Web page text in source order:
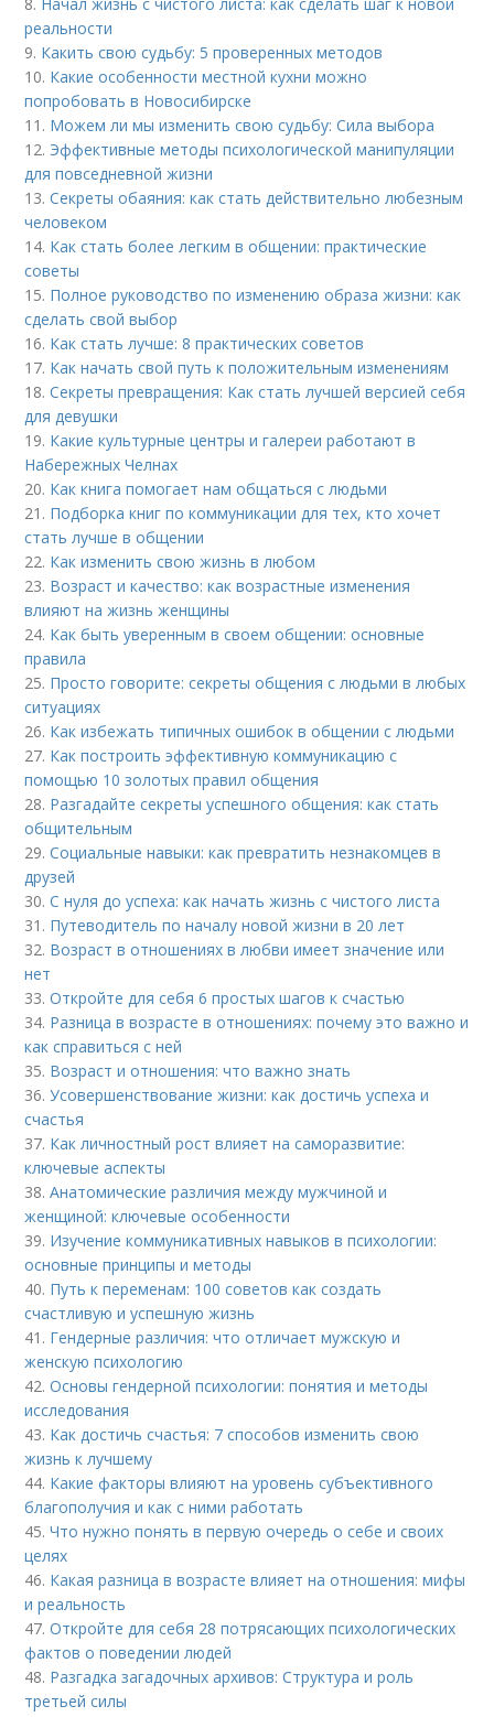
реальности
9. Какить свою судьбу: 5 проверенных методов
10. Какие особенности местной кухни можно
попробовать в Новосибирске
11. Можем ли мы изменить свою судьбу: Сила выбора
12. Эффективные методы психологической манипуляции
для повседневной жизни
13.Секреты обаяния: как стать действительно любезным
человеком
14. Как стать более легким в общении: практические
советы
15. Полное руководство по изменению образа жизни: как
сделать свой выбор
16. Как стать лучше: 8 практических советов
17. Как начать свой путь к положительным изменениям
18.Секреты превращения: Как стать лучшей версией себя
для девушки
19. Какие культурные центры и галереи работают в
Набережных Челнах
20. Как книга помогает нам общаться с людьми
21. Подборка книг по коммуникации для тех, кто хочет
стать лучше в общении
22. Как изменить свою жизнь в любом
23. Возраст и качество: как возрастные изменения
влияют на жизнь женщины
24. Как быть уверенным в своем общении: основные
правила
25. Просто говорите: секреты общения с людьми в любых
ситуациях
26. Как избежать типичных ошибок в общении с людьми
27. Как построить эффективную коммуникацию с
помощью 10 золотых правил общения
28. Разгадайте секреты успешного общения: как стать
общительным
29.Социальные навыки: как превратить незнакомцев в
друзей
30.С нуля до успеха: как начать жизнь с чистого листа
31. Путеводитель по началу новой жизни в 20 лет
32. Возраст в отношениях в любви имеет значение или
нет
33.Откройте для себя 6 простых шагов к счастью
34. Разница в возрасте в отношениях: почему это важно и
как справиться с ней
35. Возраст и отношения: что важно знать
36.Усовершенствование жизни: как достичь успеха и
счастья
37. Как личностный рост влияет на саморазвитие:
ключевые аспекты
38.Анатомические различия между мужчиной и
женщиной: ключевые особенности
39. Изучение коммуникативных навыков в психологии:
основные принципы и методы
40. Путь к переменам: 100 советов как создать
счастливую и успешную жизнь
41. Гендерные различия: что отличает мужскую и
женскую психологию
42.Основы гендерной психологии: понятия и методы
исследования
43. Как достичь счастья: 7 способов изменить свою
жизнь к лучшему
44. Какие факторы влияют на уровень субъективного
благополучия и как с ними работать
45.Что нужно понять в первую очередь о себе и своих
целях
46. Какая разница в возрасте влияет на отношения: мифы
и реальность
47.Откройте для себя 28 потрясающих психологических
фактов о поведении людей
48. Разгадка загадочных архивов: Структура и роль
третьей силы